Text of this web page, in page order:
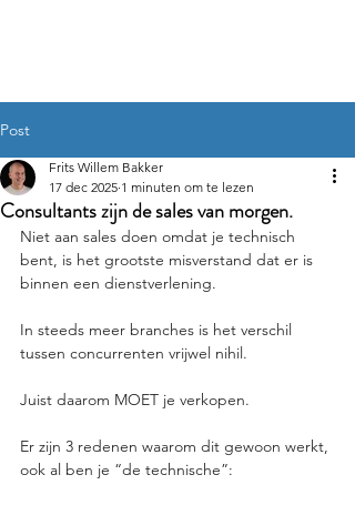
Post
Consultants zijn de sales van morgen.
Frits Willem Bakker
17 dec 2025 1 minuten om te lezen
Niet aan sales doen omdat je technisch
bent, is het grootste misverstand dat er is
binnen een dienstverlening.
In steeds meer branches is het verschil
tussen concurrenten vrijwel nihil.
Juist daarom MOET je verkopen.
Er zijn 3 redenen waarom dit gewoon werkt,
ook al ben je “de technische”: